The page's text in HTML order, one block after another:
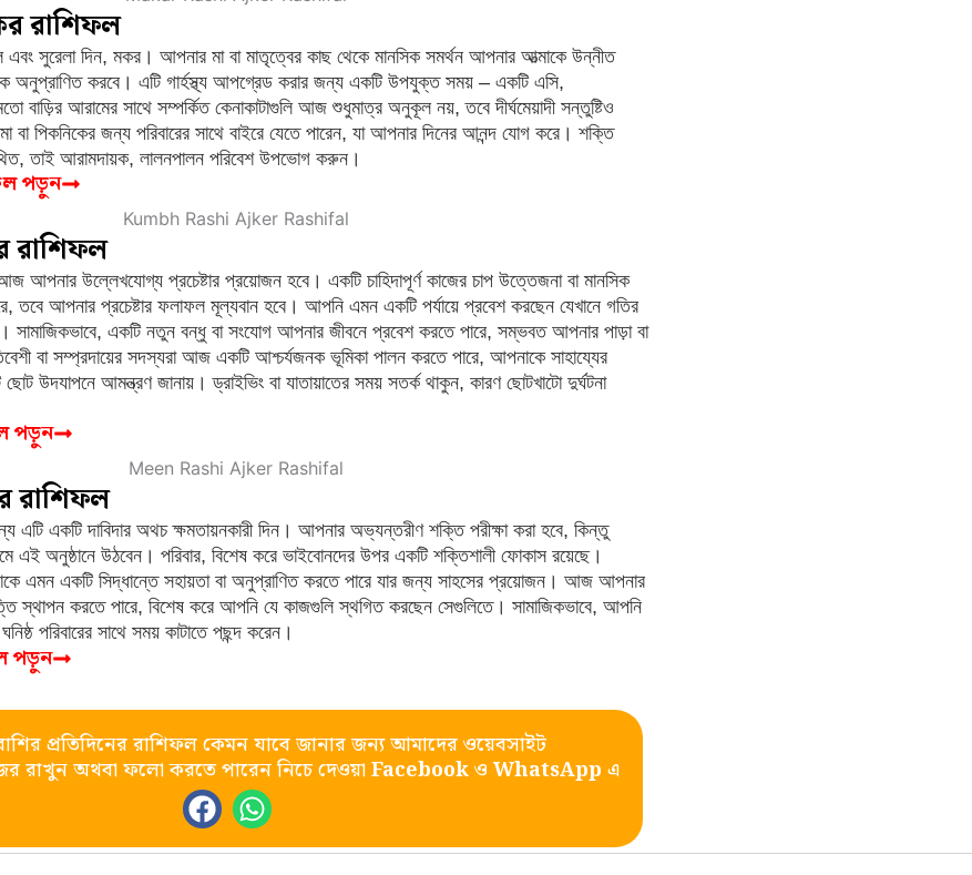
রাশিফল
সুরেলা দিন, মকর। আপনার মা বা মাতৃত্বের কাছ থেকে মানসিক সমর্থন আপনার আত্মাকে উন্নীত
অনুপ্রাণিত করবে। এটি গার্হস্থ্য আপগ্রেড করার জন্য একটি উপযুক্ত সময় – একটি এসি,
বাড়ির আরামের সাথে সম্পর্কিত কেনাকাটাগুলি আজ শুধুমাত্র অনুকূল নয়, তবে দীর্ঘমেয়াদী সন্তুষ্টিও
বা পিকনিকের জন্য পরিবারের সাথে বাইরে যেতে পারেন, যা আপনার দিনের আনন্দ যোগ করে। শক্তি
তাই আরামদায়ক, লালনপালন পরিবেশ উপভোগ করুন।
পড়ুন
রাশিফল
আপনার উল্লেখযোগ্য প্রচেষ্টার প্রয়োজন হবে। একটি চাহিদাপূর্ণ কাজের চাপ উত্তেজনা বা মানসিক
তবে আপনার প্রচেষ্টার ফলাফল মূল্যবান হবে। আপনি এমন একটি পর্যায়ে প্রবেশ করছেন যেখানে গতির
সামাজিকভাবে, একটি নতুন বন্ধু বা সংযোগ আপনার জীবনে প্রবেশ করতে পারে, সম্ভবত আপনার পাড়া বা
বা সম্প্রদায়ের সদস্যরা আজ একটি আশ্চর্যজনক ভূমিকা পালন করতে পারে, আপনাকে সাহায্যের
উদযাপনে আমন্ত্রণ জানায়। ড্রাইভিং বা যাতায়াতের সময় সতর্ক থাকুন, কারণ ছোটখাটো দুর্ঘটনা
পড়ুন
রাশিফল
এটি একটি দাবিদার অথচ ক্ষমতায়নকারী দিন। আপনার অভ্যন্তরীণ শক্তি পরীক্ষা করা হবে, কিন্তু
এই অনুষ্ঠানে উঠবেন। পরিবার, বিশেষ করে ভাইবোনদের উপর একটি শক্তিশালী ফোকাস রয়েছে।
এমন একটি সিদ্ধান্তে সহায়তা বা অনুপ্রাণিত করতে পারে যার জন্য সাহসের প্রয়োজন। আজ আপনার
স্থাপন করতে পারে, বিশেষ করে আপনি যে কাজগুলি স্থগিত করছেন সেগুলিতে। সামাজিকভাবে, আপনি
পরিবারের সাথে সময় কাটাতে পছন্দ করেন।
পড়ুন
প্রতিদিনের রাশিফল কেমন যাবে জানার জন্য আমাদের ওয়েবসাইট
রাখুন অথবা ফলো করতে পারেন নিচে দেওয়াFacebookও WhatsApp এ
F
a
c
W
h
a